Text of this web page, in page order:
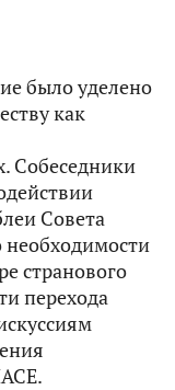
было уделено
как
Собеседники
Совета
необходимости
странового
перехода